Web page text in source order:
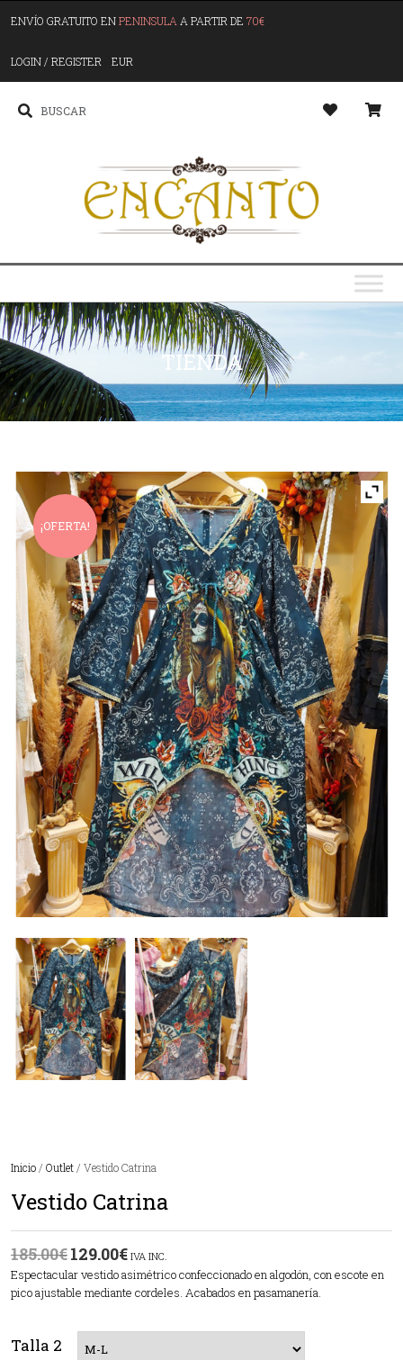
ENVÍO GRATUITO ENPENINSULA A PARTIR DE 70€
LOGIN / REGISTER EUR
TIENDA
¡OFERTA!
Inicio / Outlet / Vestido Catrina
Vestido Catrina
185.00€129.00€ IVA INC.
Espectacular vestido asimétrico confeccionado en algodón, con escote en
pico ajustable mediante cordeles. Acabados en pasamanería.
Talla 2